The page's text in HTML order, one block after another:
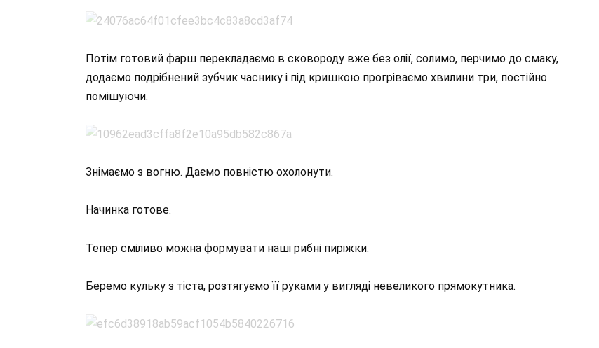
Потім готовий фарш перекладаємо в сковороду вже без олії, солимо, перчимо до смаку,
додаємо подрібнений зубчик часнику і під кришкою прогріваємо хвилини три, постійно
помішуючи.
Знімаємо з вогню. Даємо повністю охолонути.
Начинка готове.
Тепер сміливо можна формувати наші рибні пиріжки.
Беремо кульку з тіста, розтягуємо її руками у вигляді невеликого прямокутника.